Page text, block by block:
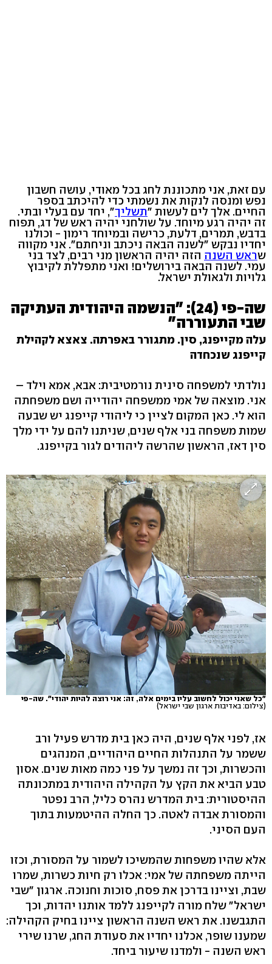
עם זאת, אני מתכוננת לחג בכל מאודי, עושה חשבון
נפש ומנסה לנקות את נשמתי כדי להיכתב בספר
החיים. אלך לים לעשות "תשליך", יחד עם בעלי ובתי.
זה יהיה רגע מיוחד. על שולחני יהיה ראש של דג, תפוח
בדבש, תמרים, דלעת, כרישה ובמיוחד רימון - וכולנו
יחדיו נבקש "לשנה הבאה ניכתב וניחתם". אני מקווה
שראש השנה הזה יהיה הראשון מני רבים, לצד בני
עמי. לשנה הבאה בירושלים! ואני מתפללת לקיבוץ
גלויות ולגאולת ישראל.
שה-פי (24): "הנשמה היהודית העתיקה
שבי התעוררה"
עלה מקייפנג, סין. מתגורר באפרתה. צאצא לקהילת
קייפנג שנכחדה
נולדתי למשפחה סינית נורמטיבית: אבא, אמא וילד –
אני. מוצאה של אמי ממשפחה יהודייה ושם משפחתה
הוא לי. כאן המקום לציין כי ליהודי קייפנג יש שבעה
שמות משפחה בני אלף שנים, שניתנו להם על ידי מלך
סין דאז, הראשון שהרשה ליהודים לגור בקייפנג.
"כל שאני יכול לחשוב עליו בימים אלה, זה: אני רוצה להיות יהודי". שה-פי
(צילום: באדיבות ארגון שבי ישראל)
אז, לפני אלף שנים, היה כאן בית מדרש פעיל ורב
ששמר על התנהלות החיים היהודיים, המנהגים
והכשרות, וכך זה נמשך על פני כמה מאות שנים. אסון
טבע הביא את הקץ על הקהילה היהודית במתכונתה
ההיסטורית: בית המדרש נהרס כליל, הרב נפטר
והמסורת אבדה לאטה. כך החלה ההיטמעות בתוך
העם הסיני.
אלא שהיו משפחות שהמשיכו לשמור על המסורת, וכזו
הייתה משפחתה של אמי: אכלו רק חיות כשרות, שמרו
שבת, וציינו בדרכן את פסח, סוכות וחנוכה. ארגון "שבי
ישראל" שלח מורה לקייפנג ללמד אותנו יהדות, וכך
התגבשנו. את ראש השנה הראשון ציינו בחיק הקהילה:
שמענו שופר, אכלנו יחדיו את סעודת החג, שרנו שירי
ראש השנה - ולמדנו שיעור ביחד.